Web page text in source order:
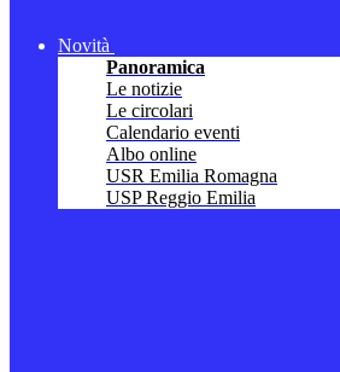
Novità
Panoramica
Le notizie
Le circolari
Calendario eventi
Albo online
USR Emilia Romagna
USP Reggio Emilia